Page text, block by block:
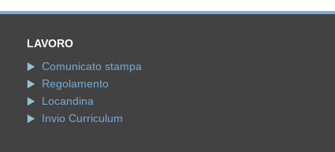
LAVORO
Comunicato stampa
Regolamento
Locandina
Invio Curriculum